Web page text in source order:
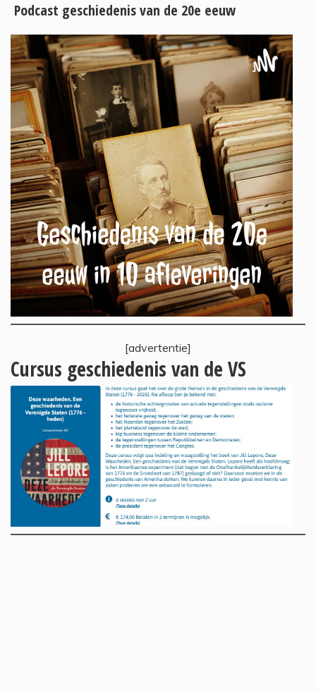
Podcast geschiedenis van de 20e eeuw
[advertentie]
Cursus geschiedenis van de VS